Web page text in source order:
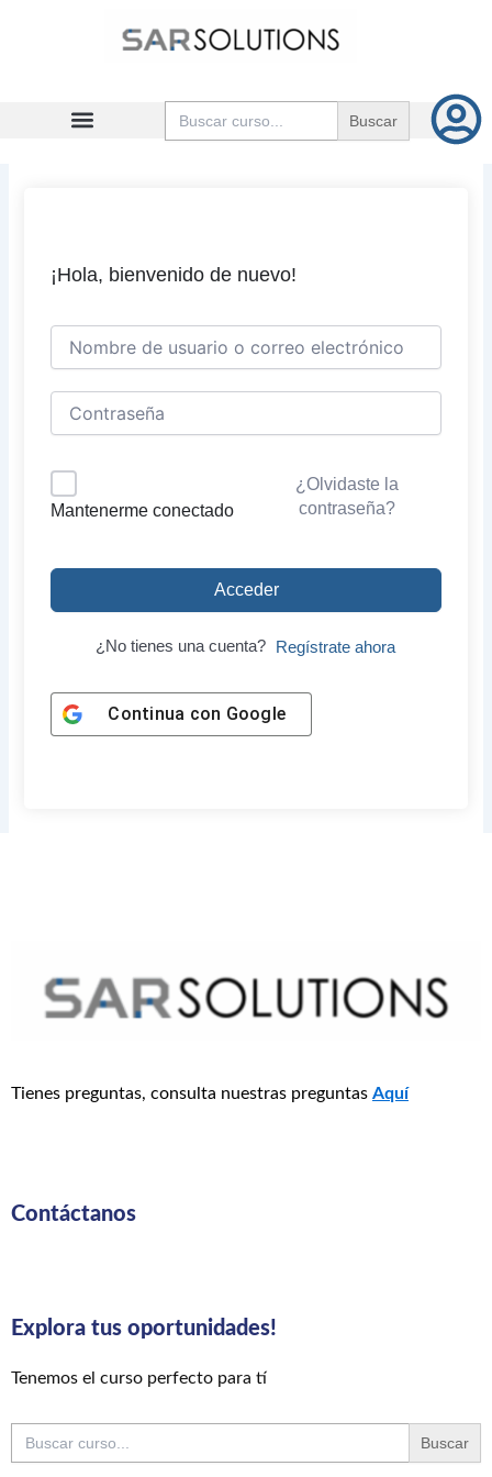
Buscar:
¡Hola, bienvenido de nuevo!
Mantenerme conectado
¿Olvidaste la
contraseña?
Acceder
¿No tienes una cuenta? Regístrate ahora
Continua con Google
Tienes preguntas, consulta nuestras preguntas Aquí
Contáctanos
Explora tus oportunidades!
Tenemos el curso perfecto para tí
Buscar: